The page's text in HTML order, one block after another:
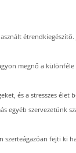
megnő a
és a stresszes élet
egyéb szervezetünk
szerteágazóan fejti ki